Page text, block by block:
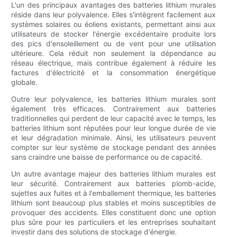
L'un des principaux avantages des batteries lithium murales
réside dans leur polyvalence. Elles s'intègrent facilement aux
systèmes solaires ou éoliens existants, permettant ainsi aux
utilisateurs de stocker l'énergie excédentaire produite lors
des pics d'ensoleillement ou de vent pour une utilisation
ultérieure. Cela réduit non seulement la dépendance au
réseau électrique, mais contribue également à réduire les
factures d'électricité et la consommation énergétique
globale.
Outre leur polyvalence, les batteries lithium murales sont
également très efficaces. Contrairement aux batteries
traditionnelles qui perdent de leur capacité avec le temps, les
batteries lithium sont réputées pour leur longue durée de vie
et leur dégradation minimale. Ainsi, les utilisateurs peuvent
compter sur leur système de stockage pendant des années
sans craindre une baisse de performance ou de capacité.
Un autre avantage majeur des batteries lithium murales est
leur sécurité. Contrairement aux batteries plomb-acide,
sujettes aux fuites et à l'emballement thermique, les batteries
lithium sont beaucoup plus stables et moins susceptibles de
provoquer des accidents. Elles constituent donc une option
plus sûre pour les particuliers et les entreprises souhaitant
investir dans des solutions de stockage d'énergie.